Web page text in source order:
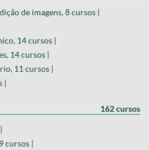
de imagens, 8 cursos |
14 cursos |
14 cursos |
11 cursos |
162 cursos
|